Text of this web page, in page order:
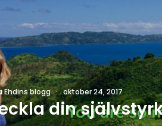
Ehdins blogg · oktober 24, 2017
din